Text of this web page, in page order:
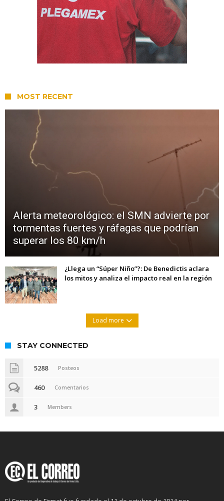
MOST RECENT
Alerta meteorológico: el SMN advierte por
tormentas fuertes y ráfagas que podrían
superar los 80 km/h
¿Llega un “Súper Niño”?: De Benedictis aclara
los mitos y analiza el impacto real en la región
Load more
STAY CONNECTED
5288 Posteos
460 Comentarios
3 Members